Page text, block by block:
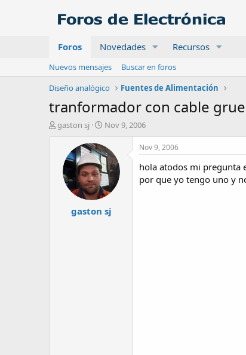
Foros Novedades Recursos
Nuevos mensajes
Buscar en foros
Diseño analógico
Fuentes de Alimentación
tranformador con cable
A
gaston sj
F
c
h
a
d
e
i
n
Nov 9, 2006
gaston sj
Nov 9, 2006
hola atodos mi pregunta
por que yo tengo uno y